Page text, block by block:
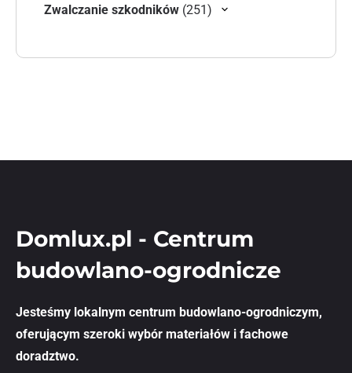
Zwalczanie szkodników 251251 produktów
Domlux.pl - Centrum
budowlano-ogrodnicze
Jesteśmy lokalnym centrum budowlano-ogrodniczym,
oferującym szeroki wybór materiałów i fachowe
doradztwo.